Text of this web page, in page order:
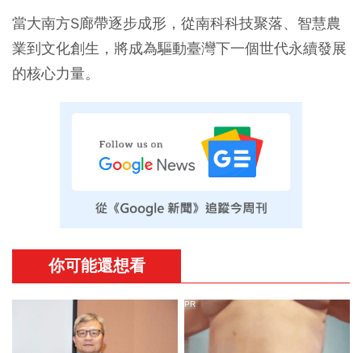
當大南方S廊帶逐步成形，從南科科技聚落、智慧農
業到文化創生，將成為驅動臺灣下一個世代永續發展
的核心力量。